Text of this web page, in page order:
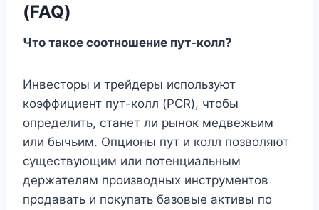
(FAQ)
Что такое соотношение пут-колл?
Инвесторы и трейдеры используют
коэффициент пут-колл (PCR), чтобы
определить, станет ли рынок медвежьим
или бычьим. Опционы пут и колл позволяют
существующим или потенциальным
держателям производных инструментов
продавать и покупать базовые активы по